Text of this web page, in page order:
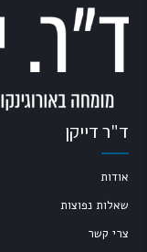
ד"ר דייקן
אודות
שאלות נפוצות
צרי קשר